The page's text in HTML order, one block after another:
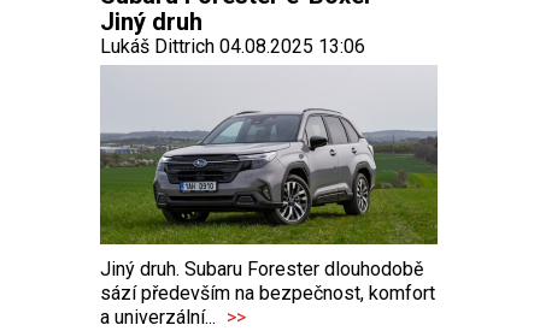
Jiný druh
Lukáš Dittrich 04.08.2025 13:06
Jiný druh. Subaru Forester dlouhodobě
sází především na bezpečnost, komfort
a univerzální... >>